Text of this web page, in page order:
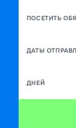
ПОСЕТИТЬ
ДАТЫ
ДНЕЙ